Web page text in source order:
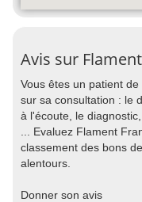
Avis sur
Vous êtes un patient
sur sa consultation : le
à l'écoute, le
... Evaluez Flament
classement des bons
alentours.
Donner son avis